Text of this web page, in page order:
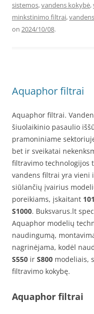
sistemos,vandens kokybė,
minkstinimo filtrai,
on 2024/10/08.
Aquaphor filtrai
Aquaphor filtrai.
šiuolaikinio pasaulio
pramoniniame
bet ir sveikatai
filtravimo technologijos
vandens filtrai yra vieni
siūlančių įvairius
poreikiams, įskaitant
S1000. Buksvarus.lt
Aquaphor modelių
naudingumą,
nagrinėjama, kodėl
S550 ir S800 modeliais,
filtravimo kokybę.
Aquaphor filtrai